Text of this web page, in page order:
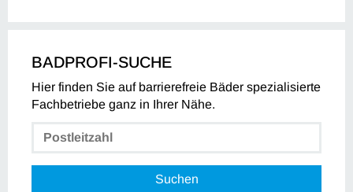
BADPROFI-SUCHE
Hier finden Sie auf barrierefreie Bäder spezialisierte
Fachbetriebe ganz in Ihrer Nähe.
Suchen